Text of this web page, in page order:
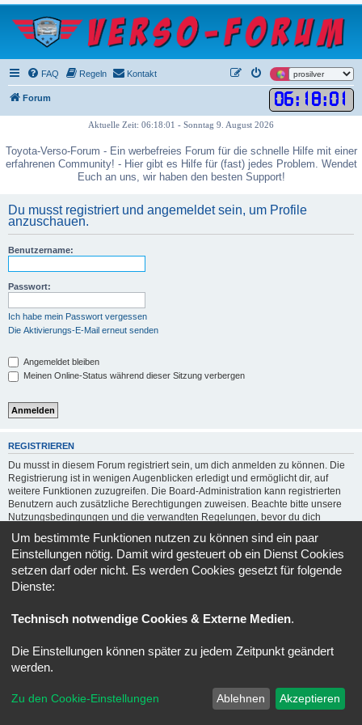
FAQ Regeln Kontakt
Forum 06: 18:01
Aktuelle Zeit: 06:18:01 - Sonntag 9. August 2026
Toyota-Verso-Forum - Ein werbefreies Forum für die schnelle Hilfe mit einer
erfahrenen Community! - Hier gibt es Hilfe für (fast) jedes Problem. Wendet
Euch an uns, wir haben den besten Support!
Du musst registriert und angemeldet sein, um Profile
anzuschauen.
Benutzername:
Passwort:
Ich habe mein Passwort vergessen
Die Aktivierungs-E-Mail erneut senden
Angemeldet bleiben
Meinen Online-Status während dieser Sitzung verbergen
REGISTRIEREN
Du musst in diesem Forum registriert sein, um dich anmelden zu können. Die
Registrierung ist in wenigen Augenblicken erledigt und ermöglicht dir, auf
weitere Funktionen zuzugreifen. Die Board-Administration kann registrierten
Benutzern auch zusätzliche Berechtigungen zuweisen. Beachte bitte unsere
Nutzungsbedingungen und die verwandten Regelungen, bevor du dich
diesem Board bewegst.
Nutzungsbedingungen
| Datenschutzerklärung
® Forum Software © phpBB Limited
Deutsche Übersetzung durchphpBB.de
Um bestimmte Funktionen nutzen zu können sind ein paar
Einstellungen nötig. Damit wird gesteuert ob ein Dienst Cookies
setzen darf oder nicht. Es werden Cookies gesetzt für folgende
Dienste:
Technisch notwendige Cookies & Externe Medien.
Die Einstellungen können später zu jedem Zeitpunkt geändert
werden.
Zu den Cookie-Einstellungen Ablehnen Akzeptieren